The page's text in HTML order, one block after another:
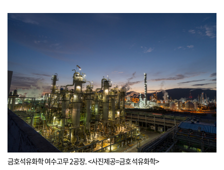
금호석유화학 여수고무 2공장. <사진제공=금호석유화학>